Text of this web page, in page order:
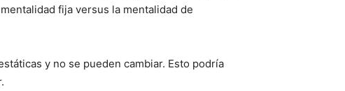
fija versus la mentalidad de
y no se pueden cambiar. Esto podría